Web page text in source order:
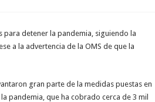
detener la pandemia, siguiendo la
a la advertencia de la OMS de que la
gran parte de la medidas puestas en
pandemia, que ha cobrado cerca de 3 mil